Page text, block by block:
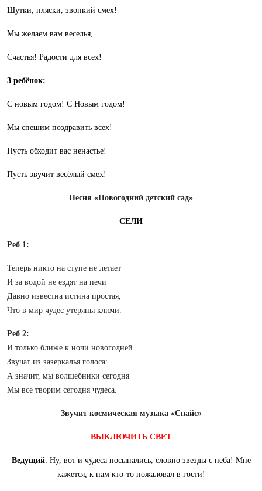
Шутки, пляски, звонкий смех!
Мы желаем вам веселья,
Счастья! Радости для всех!
3 ребёнок:
С новым годом! С Новым годом!
Мы спешим поздравить всех!
Пусть обходит вас ненастье!
Пусть звучит весёлый смех!
Песня «Новогодний детский сад»
СЕЛИ
Реб 1:
Теперь никто на ступе не летает
И за водой не ездят на печи
Давно известна истина простая,
Что в мир чудес утеряны ключи.
Реб 2:
И только ближе к ночи новогодней
Звучат из зазеркалья голоса:
А значит, мы волшебники сегодня
Мы все творим сегодня чудеса.
Звучит космическая музыка «Спайс»
ВЫКЛЮЧИТЬ СВЕТ
Ведущий: Ну, вот и чудеса посыпались, словно звезды с неба! Мне
кажется, к нам кто-то пожаловал в гости!